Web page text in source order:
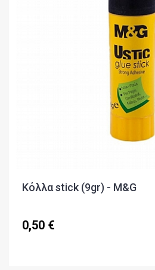
Κόλλα stick (9gr) - M&G
0,50 €